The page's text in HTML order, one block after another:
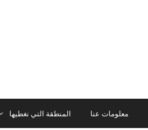
معلومات عنا المنطقة التي نغطيها